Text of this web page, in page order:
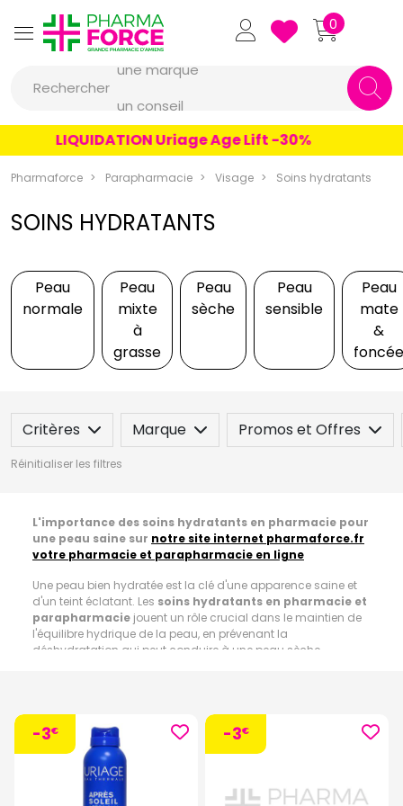
Pharmaforce Grande Pharmacie
0
Rechercher
une marque
un produit
une marque
LIQUIDATION Uriage Age Lift -30%
Pharmaforce Parapharmacie Visage Soins hydratants
SOINS HYDRATANTS
Peau
normale
Peau
mixte
à
grasse
Peau
sèche
Peau
sensible
Peau
mate
&
foncée
Critères Marque Promos et Offres
Réinitialiser les filtres
L'importance des soins hydratants en pharmacie pour
une peau saine sur notre site internet pharmaforce.fr
votre pharmacie et parapharmacie en ligne
Une peau bien hydratée est la clé d'une apparence saine et
d'un teint éclatant. Les soins hydratants en pharmacie et
parapharmacie jouent un rôle crucial dans le maintien de
l'équilibre hydrique de la peau, en prévenant la
déshydratation qui peut conduire à une peau sèche,
fournissent une hydratation profonde, en pénétrant les
couches de la peau pour maintenir un niveau optimal d'eau.
L'hydratation régulière contribue à préserver l'élasticité de la
peau, réduisant ainsi l'apparence des rides et ridules. Une
barrière cutanée bien hydratée protège la peau contre les
agressions extérieures telles que la pollution et les rayons UV,
-3€ -3€